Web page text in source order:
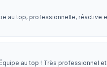
au top, professionnelle,
au top ! Très professionnel